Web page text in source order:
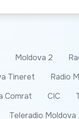
Moldova 2
Tineret
Radio
Comrat
CIC
Teleradio Moldova